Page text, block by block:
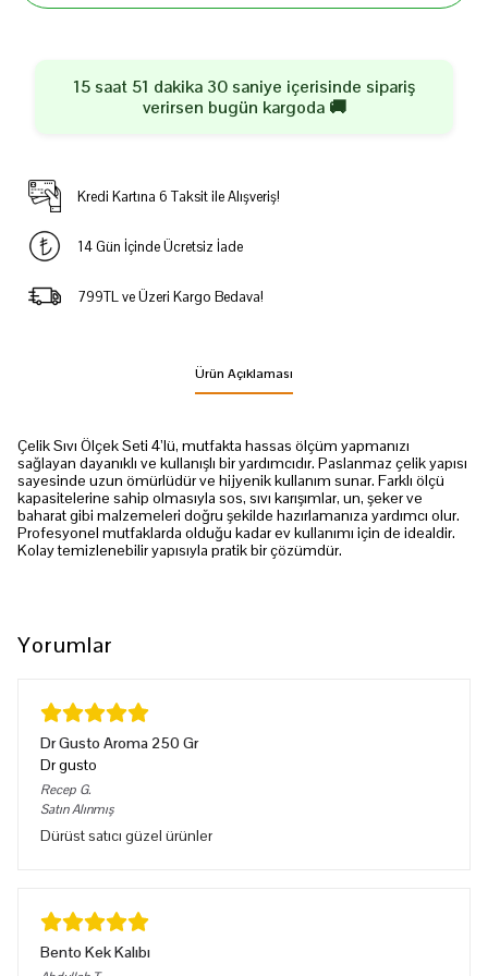
15 saat 51 dakika 30 saniye içerisinde sipariş
verirsen bugün kargoda 🚚
Kredi Kartına 6 Taksit ile Alışveriş!
14 Gün İçinde Ücretsiz İade
799TL ve Üzeri Kargo Bedava!
Ürün Açıklaması
Çelik Sıvı Ölçek Seti 4’lü, mutfakta hassas ölçüm yapmanızı
sağlayan dayanıklı ve kullanışlı bir yardımcıdır. Paslanmaz çelik yapısı
sayesinde uzun ömürlüdür ve hijyenik kullanım sunar. Farklı ölçü
kapasitelerine sahip olmasıyla sos, sıvı karışımlar, un, şeker ve
baharat gibi malzemeleri doğru şekilde hazırlamanıza yardımcı olur.
Profesyonel mutfaklarda olduğu kadar ev kullanımı için de idealdir.
Kolay temizlenebilir yapısıyla pratik bir çözümdür.
Yorumlar
Dr Gusto Aroma 250 Gr
Dr gusto
Recep G.
Satın Alınmış
Dürüst satıcı güzel ürünler
Bento Kek Kalıbı